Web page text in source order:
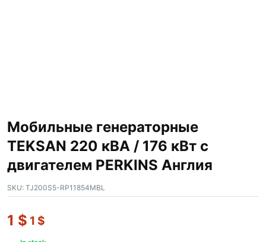
Мобильные генераторные
TEKSAN 220 кВА / 176 кВт с
двигателем PERKINS Англия
SKU: TJ200S5-RP11854MBL
1 $ 1 $